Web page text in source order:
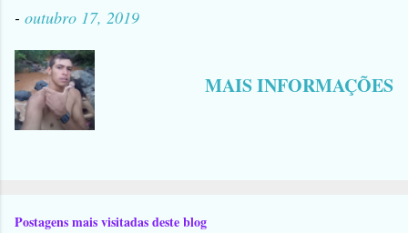
- outubro 17, 2019
MAIS INFORMAÇÕES
Postagens mais visitadas deste blog